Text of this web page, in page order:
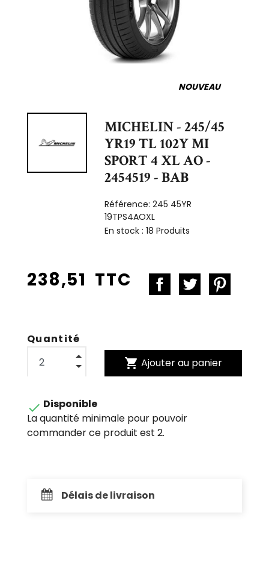
NOUVEAU
MICHELIN - 245/45
YR19 TL 102Y MI
SPORT 4 XL AO -
2454519 - BAB
Référence:245 45YR
19TPS4AOXL
En stock :18 Produits
238,51 TTC
Quantité
shopping_cart Ajouter au panier
 Disponible
La quantité minimale pour pouvoir
commander ce produit est 2.
Délais de livraison